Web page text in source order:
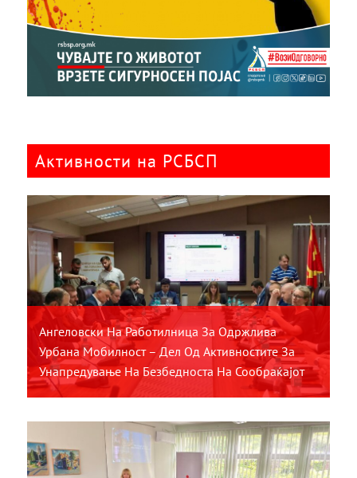
Активности на РСБСП
Ангеловски На Работилница За Одржлива
Урбана Мобилност – Дел Од Активностите За
Унапредување На Безбедноста На Сообраќајот